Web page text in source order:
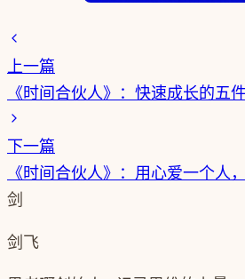
上一篇
《时间合伙人》：快速成长的五
下一篇
《时间合伙人》：用心爱一个人
剑
剑飞